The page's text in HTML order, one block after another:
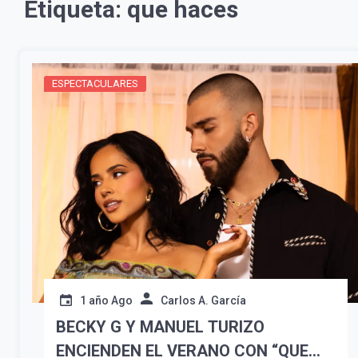
Etiqueta: que haces
ESPECTACULARES
1 año Ago Carlos A. García
BECKY G Y MANUEL TURIZO
ENCIENDEN EL VERANO CON “QUE